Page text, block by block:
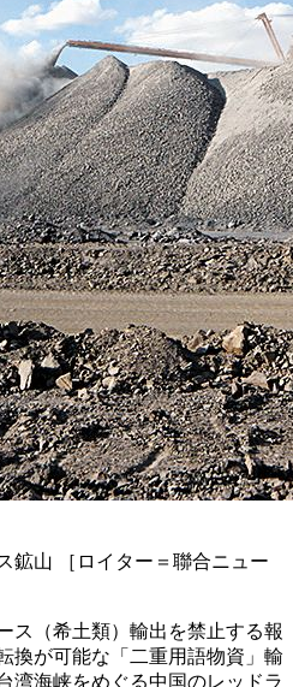
鉱山 ［ロイター＝聯合ニュー
ス（希土類）輸出を禁止する報
換が可能な「二重用語物資」輸
湾海峡をめぐる中国のレッドラ